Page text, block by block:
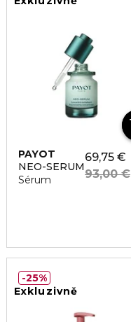
PAYOT
NEO-SERUM
Sérum
69,75 €
93,00 €
Exkluzivně
25%